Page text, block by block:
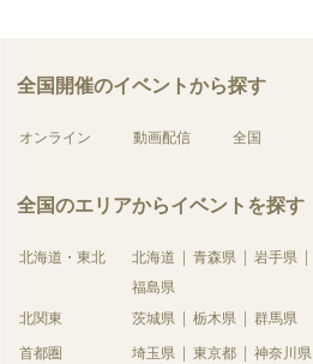
全国開催のイベントから探す
オンライン 動画配信 全国
全国のエリアからイベントを探す
北海道・東北 北海道 青森県 岩手県
福島県
北関東
茨城県 栃木県 群馬県
首都圏 埼玉県 東京都 神奈川県